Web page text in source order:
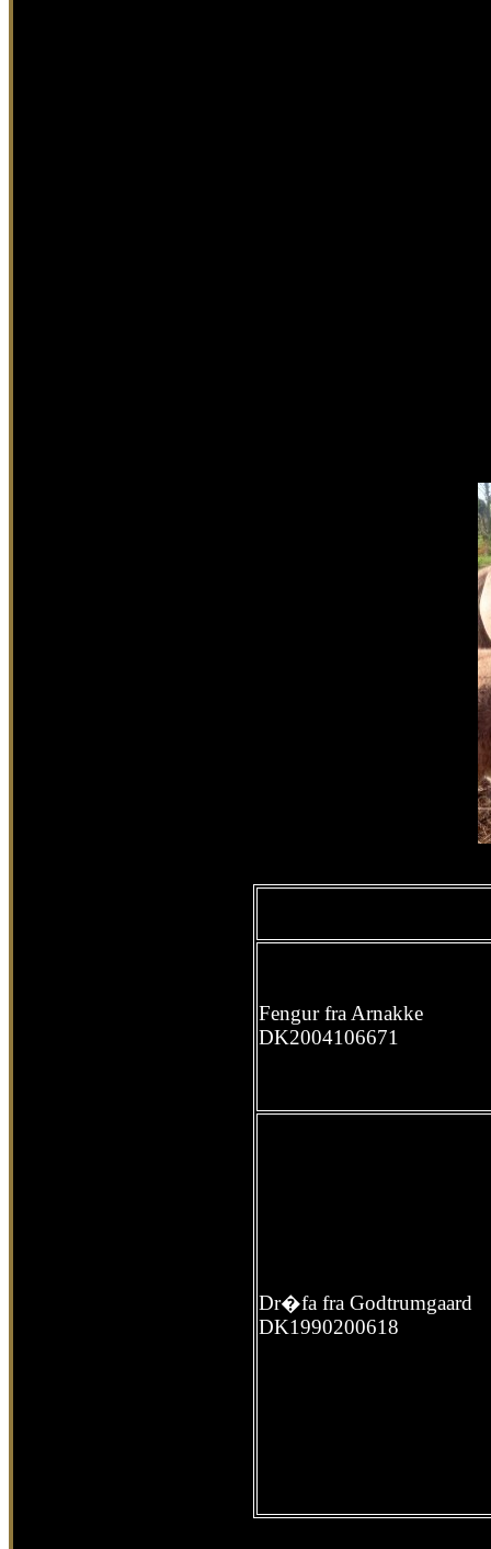
Fengur fra Arnakke
DK2004106671
Dr�fa fra Godtrumgaard
DK1990200618